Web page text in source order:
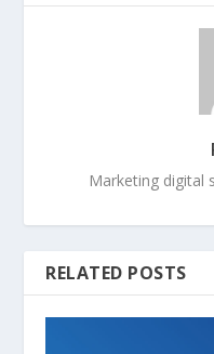
Marketing digital
RELATED POSTS